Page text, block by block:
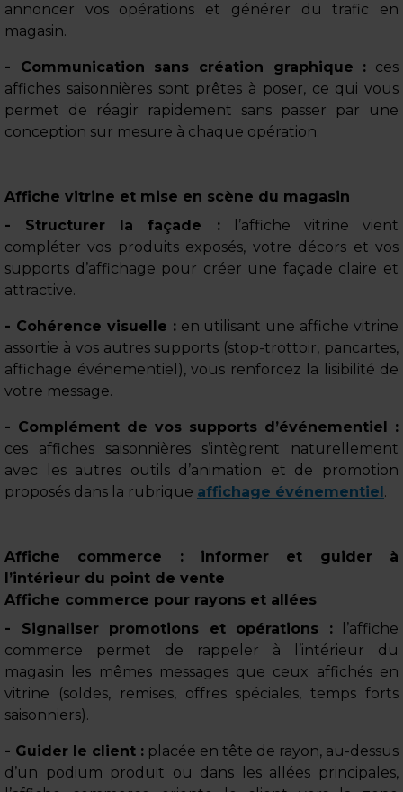
annoncer vos opérations et générer du trafic en
magasin.
- Communication sans création graphique : ces
affiches saisonnières sont prêtes à poser, ce qui vous
permet de réagir rapidement sans passer par une
conception sur mesure à chaque opération.
Affiche vitrine et mise en scène du magasin
- Structurer la façade :l’affiche vitrine vient
compléter vos produits exposés, votre décors et vos
supports d’affichage pour créer une façade claire et
attractive.
- Cohérence visuelle :en utilisant une affiche vitrine
assortie à vos autres supports (stop-trottoir, pancartes,
affichage événementiel), vous renforcez la lisibilité de
votre message.
- Complément de vos supports d’événementiel :
ces affiches saisonnières s’intègrent naturellement
avec les autres outils d’animation et de promotion
proposés dans la rubrique affichage événementiel .
Affiche commerce : informer et guider à
l’intérieur du point de vente
Affiche commerce pour rayons et allées
- Signaliser promotions et opérations :l’affiche
commerce permet de rappeler à l’intérieur du
magasin les mêmes messages que ceux affichés en
vitrine (soldes, remises, offres spéciales, temps forts
saisonniers).
- Guider le client : placée en tête de rayon, au-dessus
d’un podium produit ou dans les allées principales,